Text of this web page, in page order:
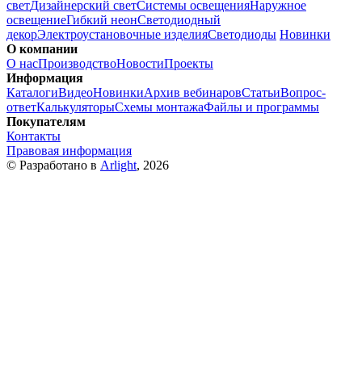
светДизайнерский светСистемы освещенияНаружное
освещениеГибкий неонСветодиодный
декорЭлектроустановочные изделияСветодиоды Новинки
О компании
О насПроизводствоНовостиПроекты
Информация
КаталогиВидеоНовинкиАрхив вебинаровСтатьиВопрос-
ответКалькуляторыСхемы монтажаФайлы и программы
Покупателям
Контакты
Правовая информация
© Разработано в Arlight, 2026